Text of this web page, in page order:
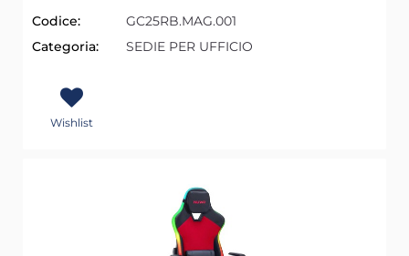
Codice:
GC25RB.MAG.001
Categoria:
SEDIE PER UFFICIO
Wishlist